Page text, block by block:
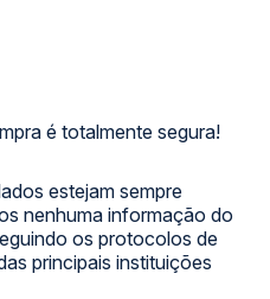
é totalmente segura!
estejam sempre
nenhuma informação do
os protocolos de
principais instituições